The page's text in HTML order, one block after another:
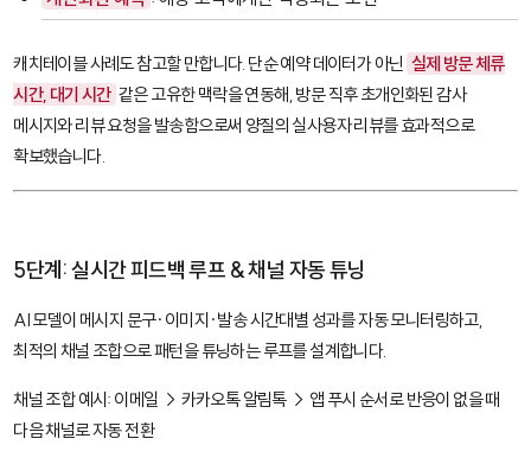
캐치테이블 사례도 참고할 만합니다. 단순 예약 데이터가 아닌 실제 방문 체류
시간, 대기 시간 같은 고유한 맥락을 연동해, 방문 직후 초개인화된 감사
메시지와 리뷰 요청을 발송함으로써 양질의 실사용자 리뷰를 효과적으로
확보했습니다.
5단계: 실시간 피드백 루프 & 채널 자동 튜닝
AI 모델이 메시지 문구·이미지·발송 시간대별 성과를 자동 모니터링하고,
최적의 채널 조합으로 패턴을 튜닝하는 루프를 설계합니다.
채널 조합 예시: 이메일 → 카카오톡 알림톡→ 앱 푸시 순서로 반응이 없을 때
다음 채널로 자동 전환